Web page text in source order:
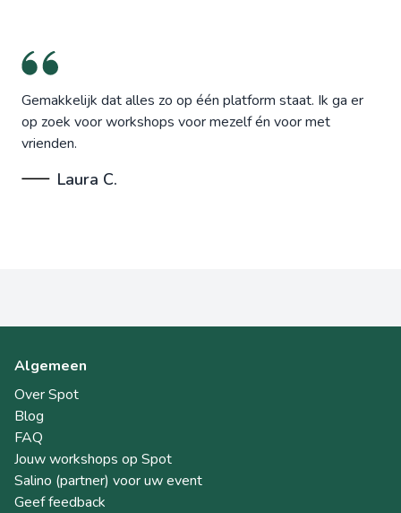
Gemakkelijk dat alles zo op één platform staat. Ik ga er
op zoek voor workshops voor mezelf én voor met
vrienden.
Laura C.
Algemeen
Over Spot
Blog
FAQ
Jouw workshops op Spot
Salino (partner) voor uw event
Geef feedback